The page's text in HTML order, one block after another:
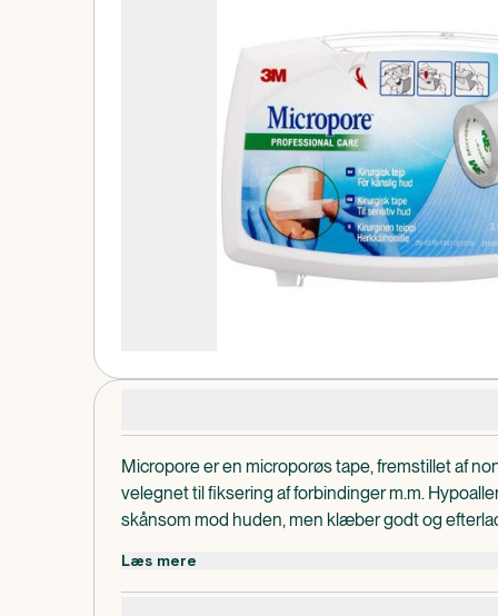
Micropore er en microporøs tape, fremstillet af
velegnet til fiksering af forbindinger m.m.
skånsom mod huden, men klæber godt og
Bemærkning
Skånsom mod huden.
Læs mere